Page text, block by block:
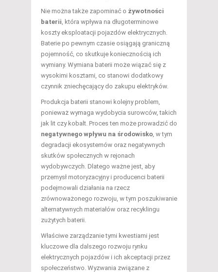
Nie można także zapominać o żywotności
baterii , która wpływa na długoterminowe
koszty eksploatacji pojazdów elektrycznych.
Baterie po pewnym czasie osiągają graniczną
pojemność, co skutkuje koniecznością ich
wymiany. Wymiana baterii może wiązać się z
wysokimi kosztami, co stanowi dodatkowy
czynnik zniechęcający do zakupu elektryków.
Produkcja baterii stanowi kolejny problem,
ponieważ wymaga wydobycia surowców, takich
jak lit czy kobalt. Proces ten może prowadzić do
negatywnego wpływu na środowisko , w tym
degradacji ekosystemów oraz negatywnych
skutków społecznych w rejonach
wydobywczych. Dlatego ważne jest, aby
przemysł motoryzacyjny i producenci baterii
podejmowali działania na rzecz
zrównoważonego rozwoju, w tym poszukiwanie
alternatywnych materiałów oraz recyklingu
zużytych baterii.
Właściwe zarządzanie tymi kwestiami jest
kluczowe dla dalszego rozwoju rynku
elektrycznych pojazdów i ich akceptacji przez
społeczeństwo. Wyzwania związane z